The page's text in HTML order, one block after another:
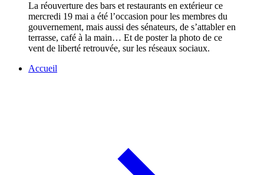
La réouverture des bars et restaurants en extérieur ce
mercredi 19 mai a été l’occasion pour les membres du
gouvernement, mais aussi des sénateurs, de s’attabler en
terrasse, café à la main… Et de poster la photo de ce
vent de liberté retrouvée, sur les réseaux sociaux.
Accueil